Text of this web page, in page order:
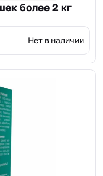
более 2 кг
Нет в наличии